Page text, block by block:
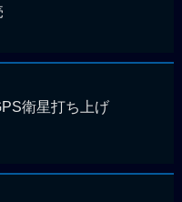
衛星打ち上げ